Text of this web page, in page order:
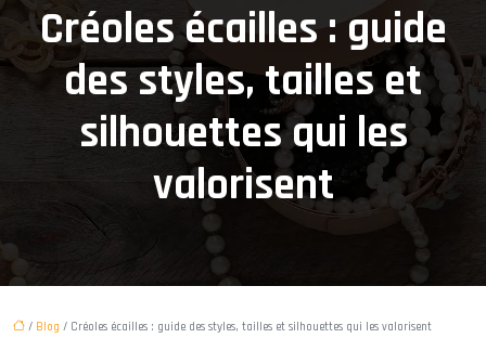
Créoles écailles : guide
des styles, tailles et
silhouettes qui les
valorisent
/ Blog / Créoles écailles : guide des styles, tailles et silhouettes qui les valorisent